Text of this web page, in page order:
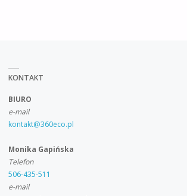
KONTAKT
BIURO
e-mail
kontakt@360eco.pl
Monika Gapińska
Telefon
506-435-511
e-mail